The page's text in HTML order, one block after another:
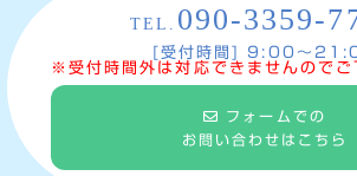
TEL. 090-3359-
[受付時間] 9:00〜
※受付時間外は対応できませんのでご
フォームでの
お問い合わせはこちら